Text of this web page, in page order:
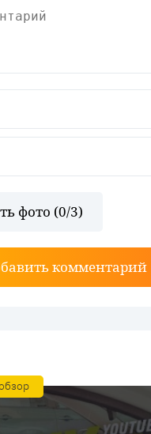
фото (0/3)
комментарий